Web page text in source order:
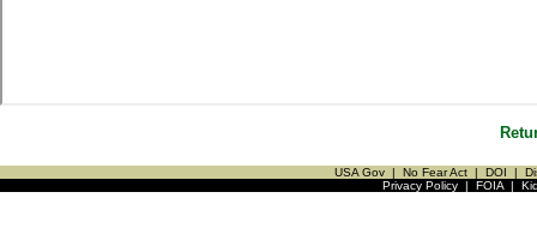
USA Gov | No Fear Act | DOI |
Privacy Policy| FOIA|